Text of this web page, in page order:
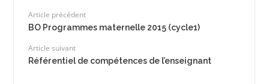
Article précédent
BO Programmes maternelle 2015 (cycle1)
Article suivant
Référentiel de compétences de l’enseignant